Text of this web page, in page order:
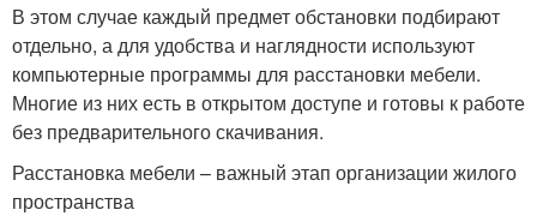
В этом случае каждый предмет обстановки подбирают
отдельно, а для удобства и наглядности используют
компьютерные программы для расстановки мебели.
Многие из них есть в открытом доступе и готовы к работе
без предварительного скачивания.
Расстановка мебели – важный этап организации жилого
пространства